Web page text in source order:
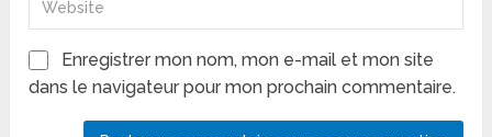
Enregistrer mon nom, mon e-mail et mon site
dans le navigateur pour mon prochain commentaire.